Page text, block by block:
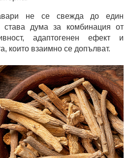
не се свежда до един
става дума за комбинация от
адаптогенен ефект и
които взаимно се допълват.